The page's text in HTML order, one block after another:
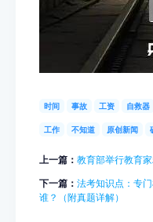
时间 事故 工资 自救器
工作 不知道 原创新闻
上一篇： 教育部举行教育
下一篇： 法考知识点：专
谁？（附真题详解）